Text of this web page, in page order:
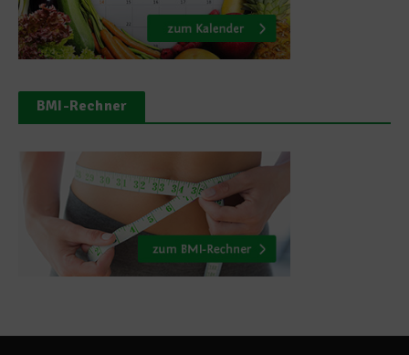
BMI-Rechner